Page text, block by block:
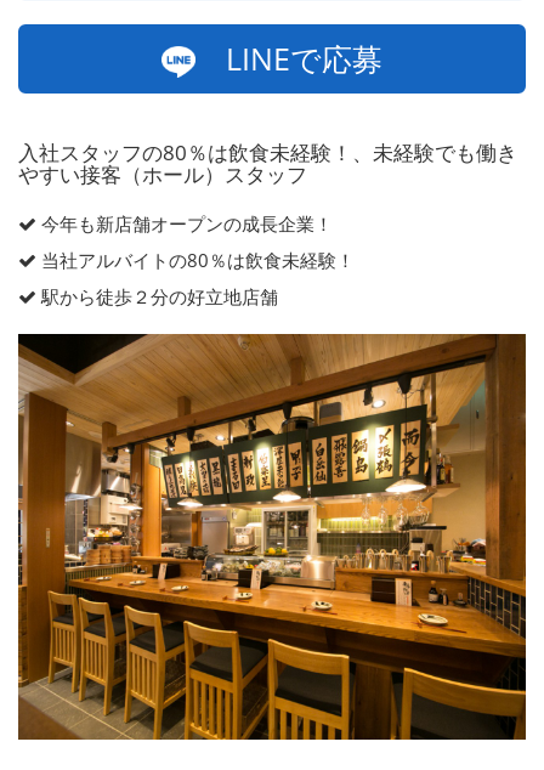
LINEで応募
入社スタッフの80％は飲食未経験！、未経験でも働き
やすい接客（ホール）スタッフ
今年も新店舗オープンの成長企業！
当社アルバイトの80％は飲食未経験！
駅から徒歩２分の好立地店舗